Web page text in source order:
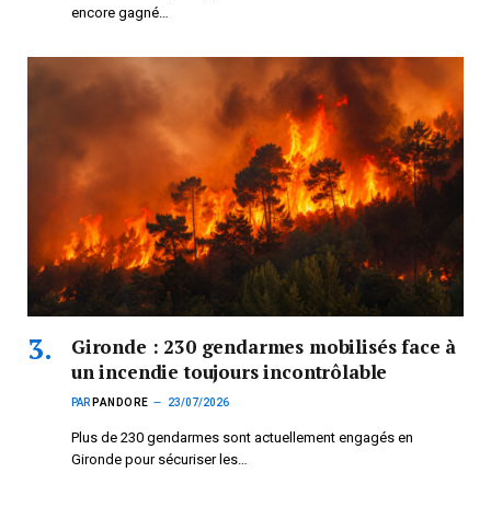
encore gagné…
Gironde : 230 gendarmes mobilisés face à
un incendie toujours incontrôlable
PAR PANDORE 23/07/2026
Plus de 230 gendarmes sont actuellement engagés en
Gironde pour sécuriser les…